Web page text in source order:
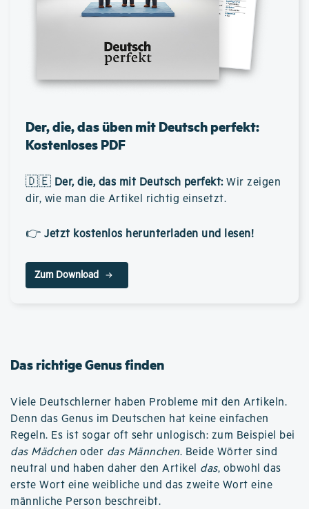
Der, die, das üben mit Deutsch perfekt:
Kostenloses PDF
🇩🇪 Der, die, das mit Deutsch perfekt: Wir zeigen
dir, wie man die Artikel richtig einsetzt.
👉 Jetzt kostenlos herunterladen und lesen!
Zum Download
Das richtige Genus finden
Viele Deutschlerner haben Probleme mit den Artikeln.
Denn das Genus im Deutschen hat keine einfachen
Regeln. Es ist sogar oft sehr unlogisch: zum Beispiel bei
das Mädchen oder das Männchen. Beide Wörter sind
neutral und haben daher den Artikel das, obwohl das
erste Wort eine weibliche und das zweite Wort eine
männliche Person beschreibt.